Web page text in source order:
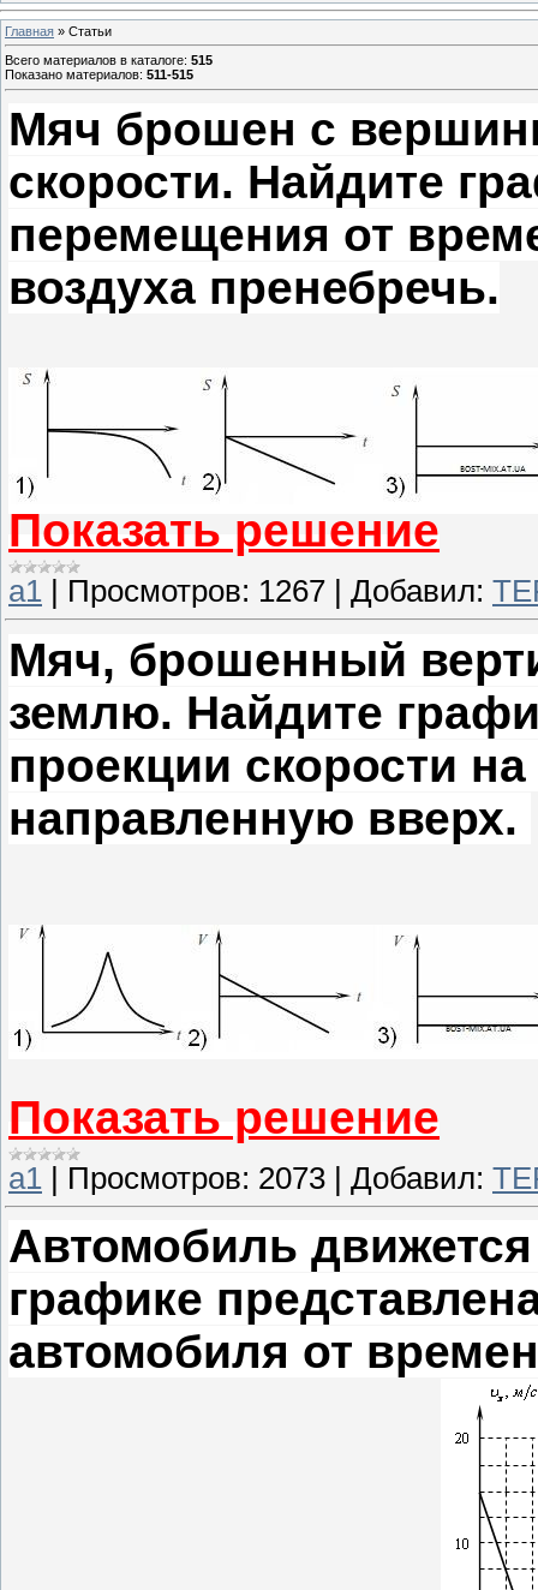
Главная » Статьи
Всего материалов в каталоге: 515
Показано материалов: 511-515
Мяч брошен с
скорости. Найдите
перемещения от
воздуха пренебречь.
Показать решение
а1 Просмотров: 1267 Добавил:
Мяч, брошенный
землю. Найдите
проекции скорости
направленную вверх.
Показать решение
а1 | Просмотров: 2073 | Добавил:
Автомобиль
графике
автомобиля от